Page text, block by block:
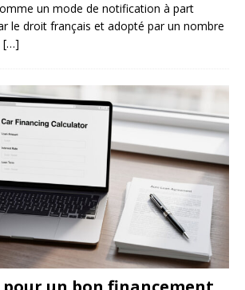
un mode de notification à part
le droit français et adopté par un nombre
[…]